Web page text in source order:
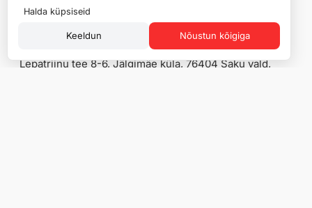
Lepatriinu tee 8-6, Jälgimäe küla, 76404 Saku vald,
Halda küpsiseid
Keeldun Nõustun kõigiga